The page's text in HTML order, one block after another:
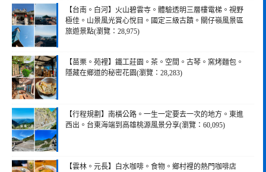
【台南。白河】火山碧雲寺。體驗透明三層樓電梯。視野
極佳。山景風光賞心悅目。國定三級古蹟。關仔嶺風景區
旅遊景點(瀏覽：28,975)
【苗栗。苑裡】鐵工莊園。茶。空間。古琴。窯烤麵包。
隱藏在鄉道的秘密花園(瀏覽：28,283)
【行程規劃】南橫公路。一生一定要去一次的地方。東進
西出。台東海端到高雄桃源風景分享(瀏覽：60,095)
【雲林。元長】白水咖啡。食物。鄉村裡的熱門咖啡店